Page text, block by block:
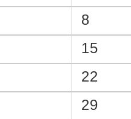
8
15
22
29